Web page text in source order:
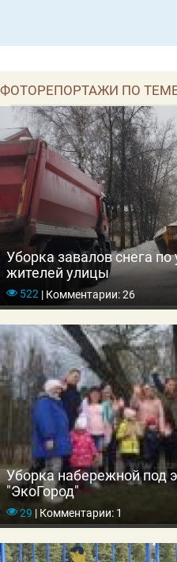
ФОТОРЕПОРТАЖИ ПО
Уборка завалов снега
жителей улицы
522 |Комментарии: 26
Уборка набережной под
"ЭкоГород"
29 |Комментарии: 1